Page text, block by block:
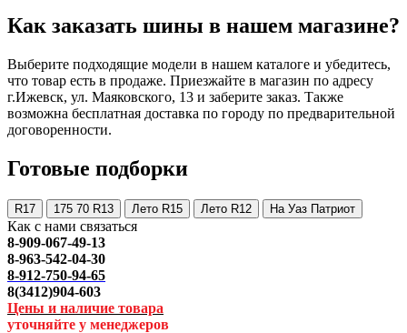
Как заказать шины в нашем магазине?
Выберите подходящие модели в нашем каталоге и убедитесь,
что товар есть в продаже. Приезжайте в магазин по адресу
г.Ижевск, ул. Маяковского, 13 и заберите заказ. Также
возможна бесплатная доставка по городу по предварительной
договоренности.
Готовые подборки
R17 175 70 R13 Лето R15 Лето R12 На Уаз Патриот
Как с нами связаться
8-909-067-49-13
8-963-542-04-30
8-912-750-94-65
8(3412)904-603
Цены и наличие товара
уточняйте у менеджеров